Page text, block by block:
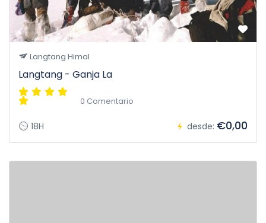
Langtang Himal
Langtang - Ganja La
0 Comentario
18H desde: €0,00